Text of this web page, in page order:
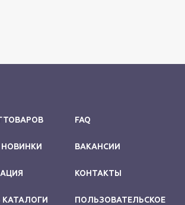
ТОВАРОВ
КАТАЛОГИ
FAQ
ВАКАНСИИ
КОНТАКТЫ
ПОЛЬЗОВАТЕЛЬСКОЕ